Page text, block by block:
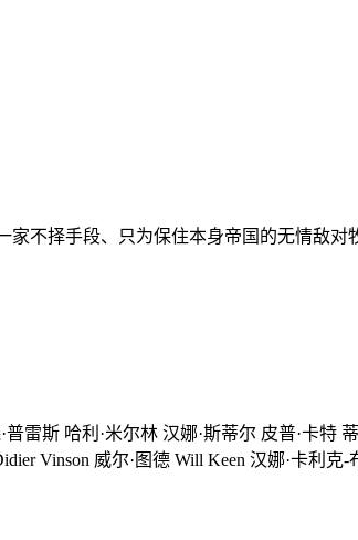
不择手段、只为保住本身帝国的无情敌
雷斯 哈利·米尔林 汉娜·斯蒂尔 皮普·卡特
Vinson 威尔·图德 Will Keen 汉娜·卡利克